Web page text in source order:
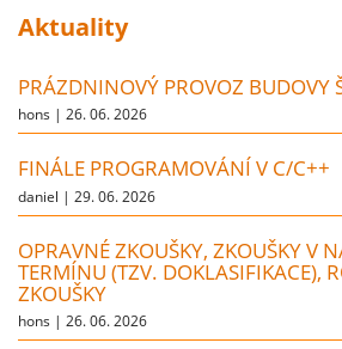
Aktuality
PRÁZDNINOVÝ PROVOZ BUDOVY
hons | 26. 06. 2026
FINÁLE PROGRAMOVÁNÍ V C/C++
daniel | 29. 06. 2026
OPRAVNÉ ZKOUŠKY, ZKOUŠKY V
TERMÍNU (TZV. DOKLASIFIKACE),
ZKOUŠKY
hons | 26. 06. 2026